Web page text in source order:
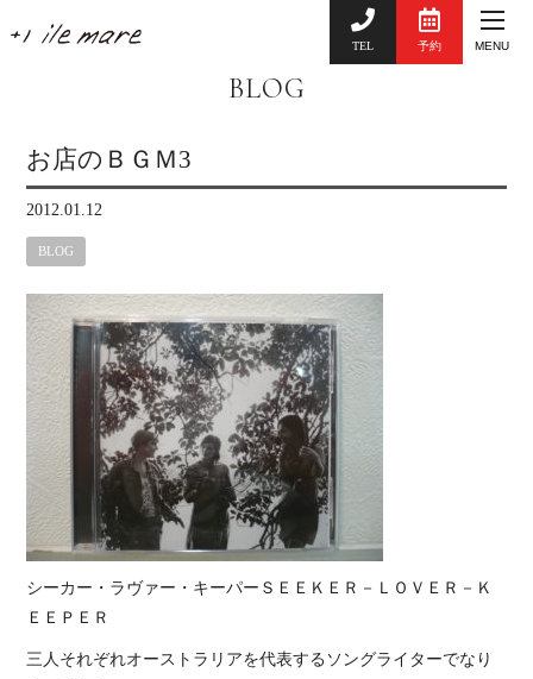
TEL 予約 MENU
BLOG
お店のＢＧＭ3
2012.01.12
BLOG
シーカー・ラヴァー・キーパーＳＥＥＫＥＲ－ＬＯＶＥＲ－Ｋ
ＥＥＰＥＲ
三人それぞれオーストラリアを代表するソングライターでなり